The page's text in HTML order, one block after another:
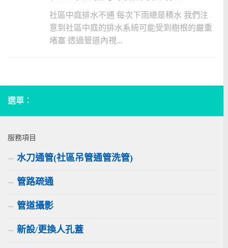
社區中庭排水不通 每次下雨總是積水 我們注
意到社區中庭的排水系統可能受到樹根的嚴重
堵塞 透過管道內視...
選單：
服務項目
水刀通管(社區吊管通管洗管)
管路疏通
管道攝影
新設/更換人孔蓋